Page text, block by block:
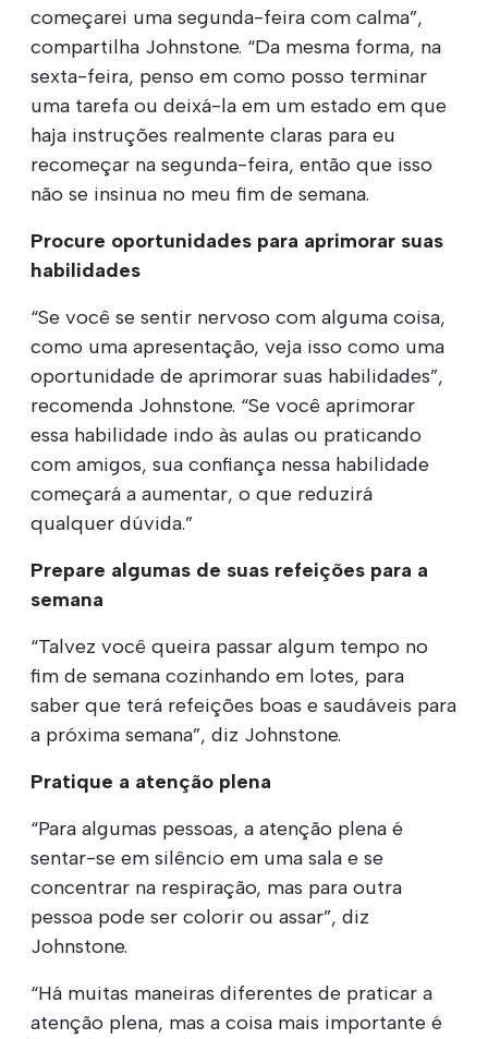
começarei uma segunda-feira com calma”,
compartilha Johnstone. “Da mesma forma, na
sexta-feira, penso em como posso terminar
uma tarefa ou deixá-la em um estado em que
haja instruções realmente claras para eu
recomeçar na segunda-feira, então que isso
não se insinua no meu fim de semana.
Procure oportunidades para aprimorar suas
habilidades
“Se você se sentir nervoso com alguma coisa,
como uma apresentação, veja isso como uma
oportunidade de aprimorar suas habilidades”,
recomenda Johnstone. “Se você aprimorar
essa habilidade indo às aulas ou praticando
com amigos, sua confiança nessa habilidade
começará a aumentar, o que reduzirá
qualquer dúvida.”
Prepare algumas de suas refeições para a
semana
“Talvez você queira passar algum tempo no
fim de semana cozinhando em lotes, para
saber que terá refeições boas e saudáveis para
a próxima semana”, diz Johnstone.
Pratique a atenção plena
“Para algumas pessoas, a atenção plena é
sentar-se em silêncio em uma sala e se
concentrar na respiração, mas para outra
pessoa pode ser colorir ou assar”, diz
Johnstone.
“Há muitas maneiras diferentes de praticar a
atenção plena, mas a coisa mais importante é